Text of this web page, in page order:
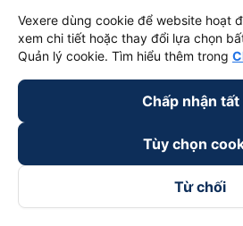
Tải ngay ứng dụng Vexere
Vexere dùng cookie để website hoạt
xem chi tiết hoặc thay đổi lựa chọn
Quản lý cookie. Tìm hiểu thêm trong
Chấp nhận tất
Tùy chọn
Từ chối